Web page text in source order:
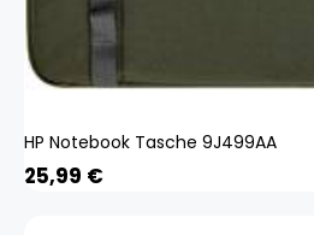
HP Notebook Tasche 9J499AA
25,99 €